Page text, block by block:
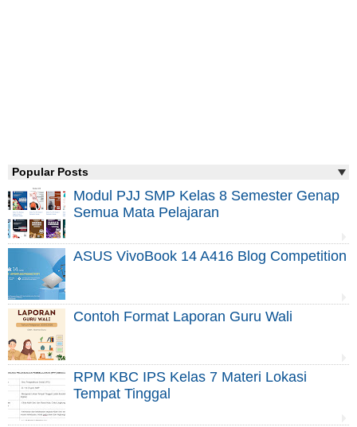
Popular Posts
Modul PJJ SMP Kelas 8 Semester Genap
Semua Mata Pelajaran
ASUS VivoBook 14 A416 Blog Competition
Contoh Format Laporan Guru Wali
RPM KBC IPS Kelas 7 Materi Lokasi
Tempat Tinggal